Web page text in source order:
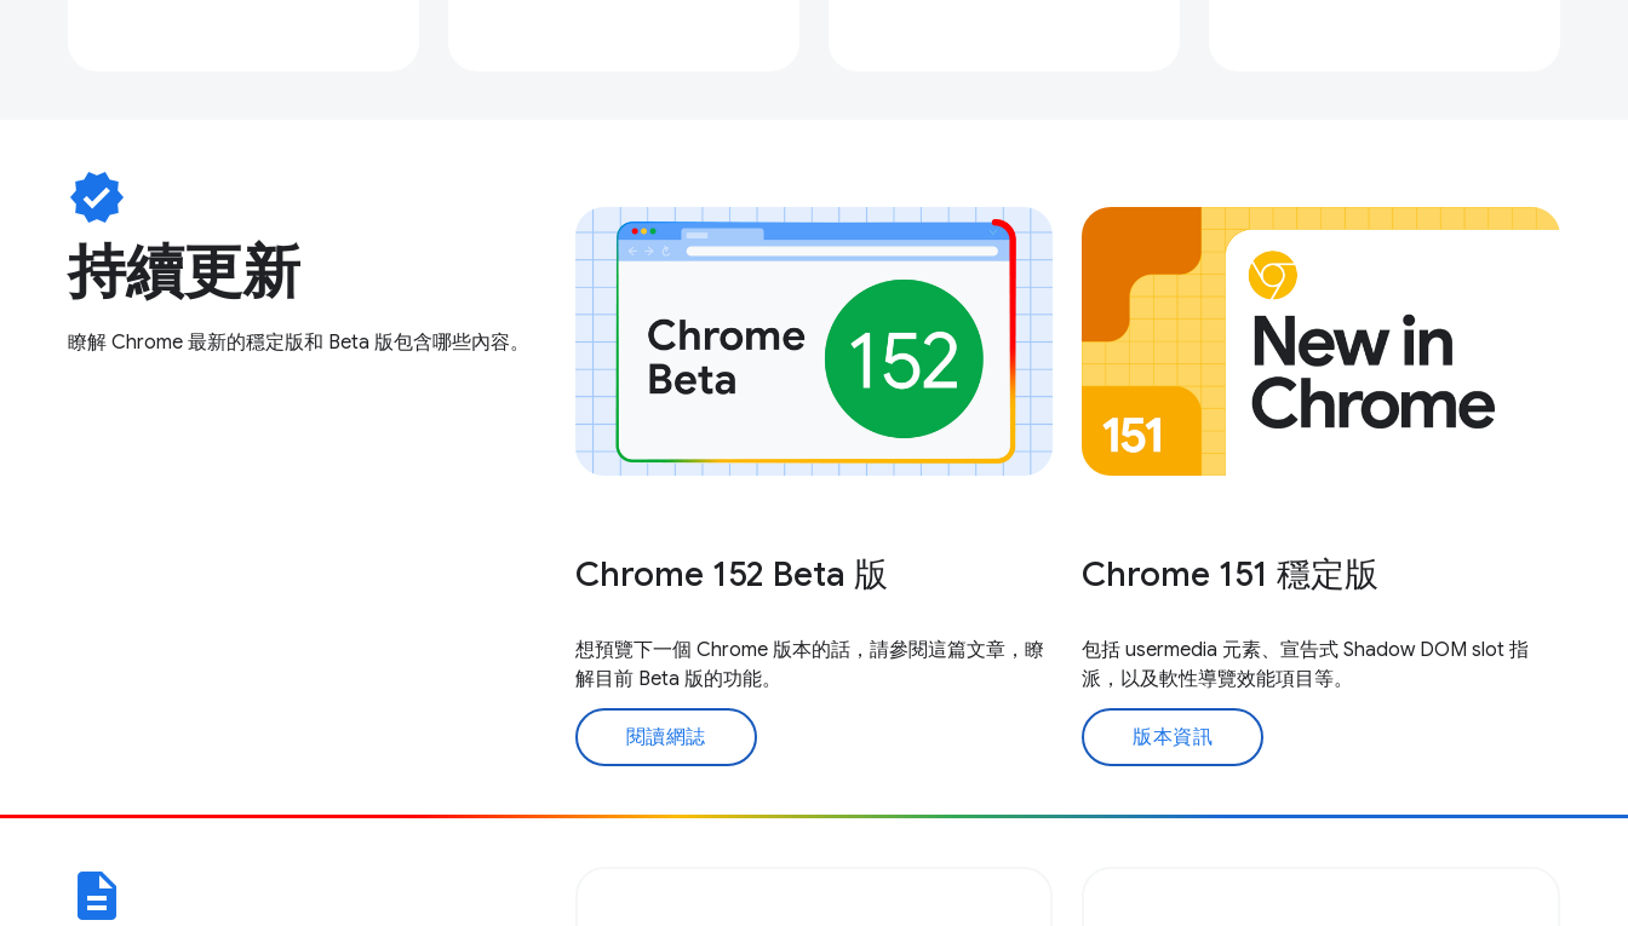
verified
持續更新
瞭解 Chrome 最新的穩定版和 Beta 版包含哪些內容。
Chrome 152 Beta 版
想預覽下一個 Chrome 版本的話，請參閱這篇文章，瞭
解目前 Beta 版的功能。
閱讀網誌
Chrome 151 穩定版
包括 usermedia 元素、宣告式 Shadow DOM slot 指
派，以及軟性導覽效能項目等。
版本資訊
description